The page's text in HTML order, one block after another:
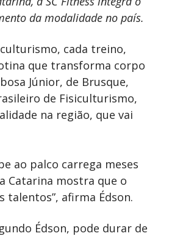
da modalidade no país.
cada treino,
que transforma corpo
Júnior, de Brusque,
de Fisiculturismo,
na região, que vai
ao palco carrega meses
Catarina mostra que o
afirma Édson.
Édson, pode durar de